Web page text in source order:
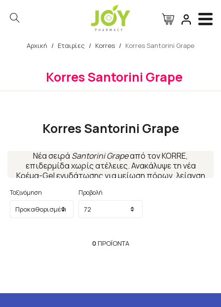
Αρχική / Εταιρίες / Korres / Korres Santorini Grape
Korres Santorini Grape
Korres Santorini Grape
Νέα σειρά Santorini Grapeαπό τον KORRE,
επιδερμίδα χωρίς ατέλειες. Ανακάλυψε τη νέα
Κρέμα-Gel ενυδάτωσης για μείωση πόρων, λείανση
Ταξινόμηση Προβολή
0ΠΡΟΪΌΝΤΑ